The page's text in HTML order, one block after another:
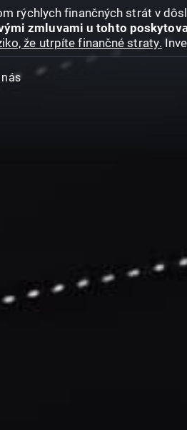
rýchlych finančných strát v
zmluvami u tohto
že utrpíte finančné straty.
nás